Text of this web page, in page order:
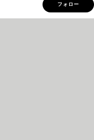
フォロー